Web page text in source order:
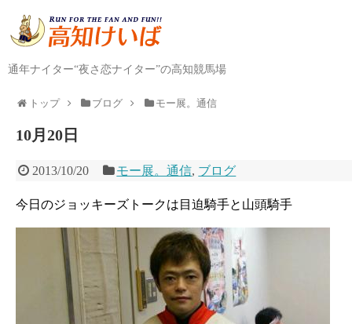
通年ナイター“夜さ恋ナイター”の高知競馬場
トップ ブログ モー展。通信
10月20日
2013/10/20 モー展。通信, ブログ
今日のジョッキーズトークは目迫騎手と山頭騎手